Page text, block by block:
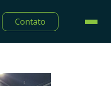
Contato
"lang" in
app/Views/midia/